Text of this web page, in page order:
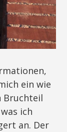
ein wie
Bruchteil
ich
an. Der